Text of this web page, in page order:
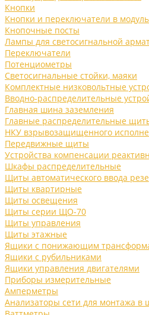
Кнопки
Кнопки и переключатели в
Кнопочные посты
Лампы для светосигнальной
Переключатели
Потенциометры
Светосигнальные стойки, маяки
Комплектные низковольтные
Вводно-распределительные
Главная шина заземления
Главные распределительные
НКУ взрывозащищенного
Передвижные щиты
Устройства компенсации
Шкафы распределительные
Щиты автоматического ввода
Щиты квартирные
Щиты освещения
Щиты серии ЩО-70
Щиты управления
Щиты этажные
Ящики с понижающим
Ящики с рубильниками
Ящики управления двигателями
Приборы измерительные
Амперметры
Анализаторы сети для монтажа в